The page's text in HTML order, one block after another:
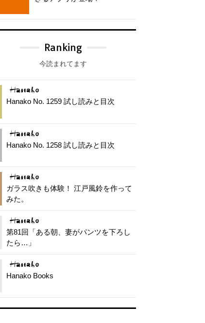
Ranking
今読まれてます
Hanako No. 1259 試し読みと目次
Hanako No. 1258 試し読みと目次
ガラス吹きも体験！ 江戸風鈴を作って
みた。
第81回「ある朝、妻がパンツを下ろし
たら…」
Hanako Books